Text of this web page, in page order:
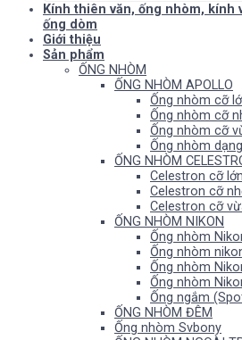
Kính thiên văn, ống nhòm, kính
ống dòm
Giới thiệu
Sản phẩm
ỐNG NHÒM
ỐNG NHÒM APOLLO
Ống nhòm cỡ
Ống nhòm cỡ
Ống nhòm cỡ
Ống nhòm
ỐNG NHÒM
Celestron cỡ lớn
Celestron cỡ
Celestron cỡ
ỐNG NHÒM NIKON
Ống nhòm
Ống nhòm
Ống nhòm
Ống nhòm
Ống ngắm
ỐNG NHÒM ĐÊM
Ống nhòm Svbony